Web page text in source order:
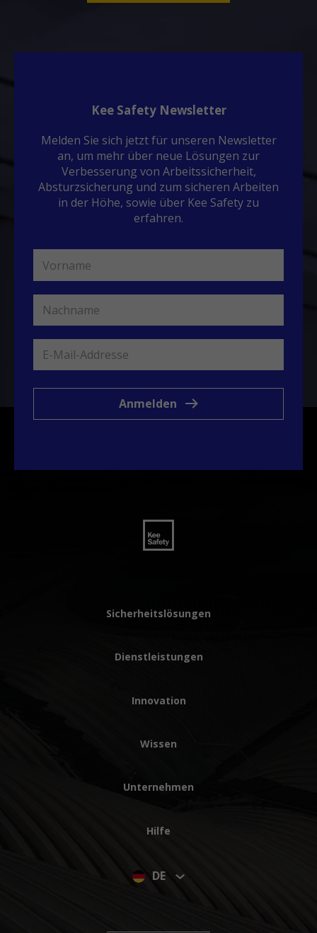
Kee Safety Newsletter
Melden Sie sich jetzt für unseren Newsletter
an, um mehr über neue Lösungen zur
Verbesserung von Arbeitssicherheit,
Absturzsicherung und zum sicheren Arbeiten
in der Höhe, sowie über Kee Safety zu
erfahren.
Anmelden
Sicherheitslösungen
Dienstleistungen
Innovation
Wissen
Unternehmen
Hilfe
DE